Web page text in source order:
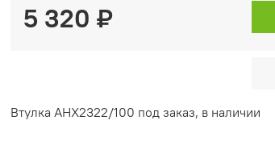
5 320 ₽
Втулка AHX2322/100 под заказ, в наличии